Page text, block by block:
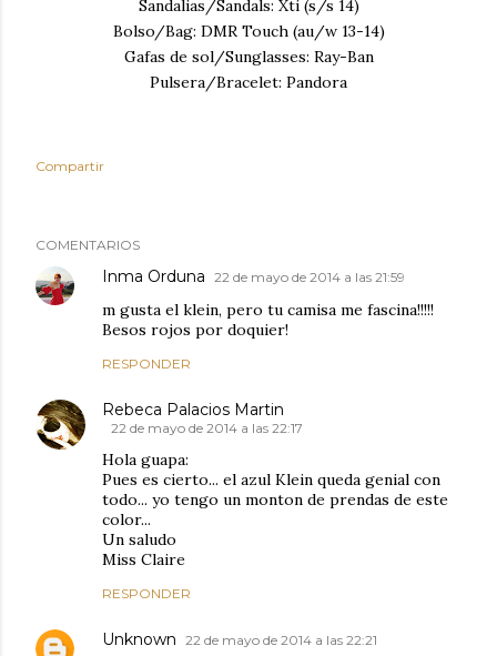
Sandalias/Sandals: Xti (s/s 14)
Bolso/Bag: DMR Touch (au/w 13-14)
Gafas de sol/Sunglasses: Ray-Ban
Pulsera/Bracelet: Pandora
Compartir
COMENTARIOS
Inma Orduna 22 de mayo de 2014 a las 21:59
m gusta el klein, pero tu camisa me fascina!!!!!
Besos rojos por doquier!
RESPONDER
Rebeca Palacios Martin
22 de mayo de 2014 a las 22:17
Hola guapa:
Pues es cierto... el azul Klein queda genial con
todo... yo tengo un monton de prendas de este
color...
Un saludo
Miss Claire
RESPONDER
Unknown 22 de mayo de 2014 a las 22:21